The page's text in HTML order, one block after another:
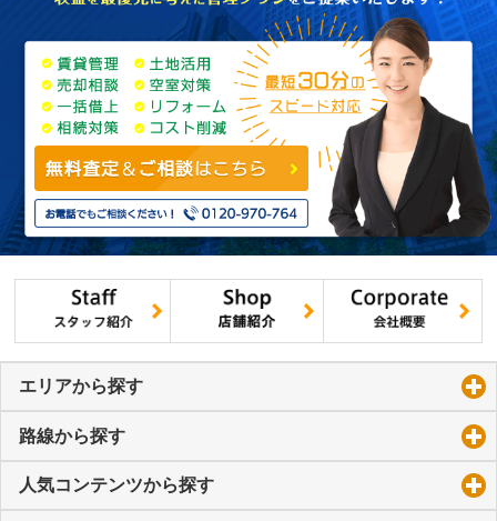
エリアから探す
路線から探す
人気コンテンツから探す